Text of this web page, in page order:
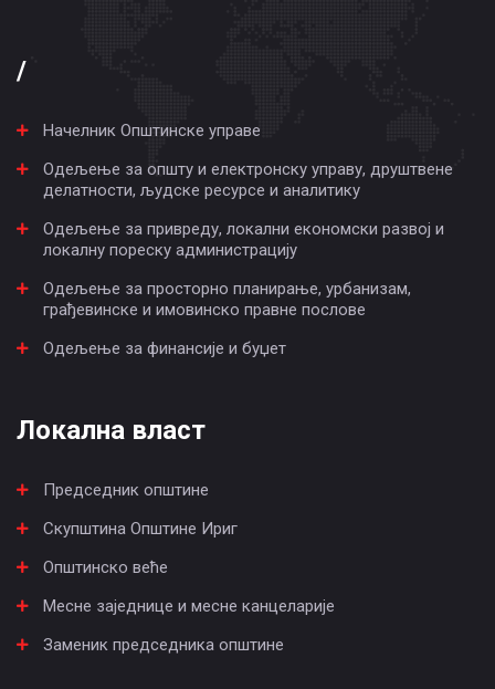
/
Начелник Општинске управе
Одељење за општу и електронску управу, друштвене
делатности, људске ресурсе и аналитику
Одељење за привреду, локални економски развој и
локалну пореску администрацију
Одељење за просторно планирање, урбанизам,
грађевинске и имовинско правне послове
Одељење за финансије и буџет
Локална власт
Председник општине
Скупштина Општине Ириг
Општинско веће
Месне заједнице и месне канцеларије
Заменик председника општине